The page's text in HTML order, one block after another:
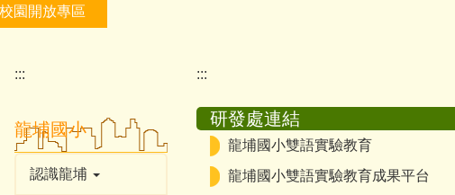
校園開放專區
:::
龍埔國小
認識龍埔
:::
研發處連結
龍埔國小雙語實驗教育
龍埔國小雙語實驗教育成果平台